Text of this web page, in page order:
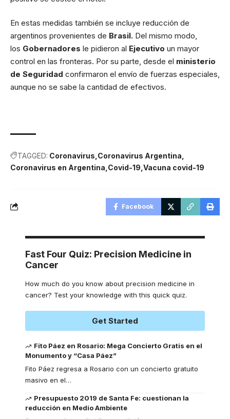
En estas medidas también se incluye reducción de
argentinos provenientes de Brasil. Del mismo modo,
los Gobernadores le pidieron al Ejecutivo un mayor
control en las fronteras. Por su parte, desde el ministerio
de Seguridad confirmaron el envío de fuerzas especiales,
aunque no se sabe la cantidad de efectivos.
TAGGED: Coronavirus Coronavirus Argentina
Coronavirus en Argentina Covid-19 Vacuna covid-19
Facebook
Fast Four Quiz: Precision Medicine in
Cancer
How much do you know about precision medicine in
cancer? Test your knowledge with this quick quiz.
Get Started
Fito Páez en Rosario: Mega Concierto Gratis en el
Monumento y “Casa Páez”
Fito Páez regresa a Rosario con un concierto gratuito
masivo en el…
Presupuesto 2019 de Santa Fe: cuestionan la
reducción en Medio Ambiente